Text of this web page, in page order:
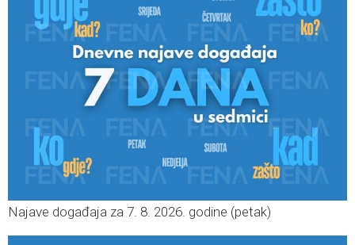
Najave događaja za 7. 8. 2026. godine (petak)